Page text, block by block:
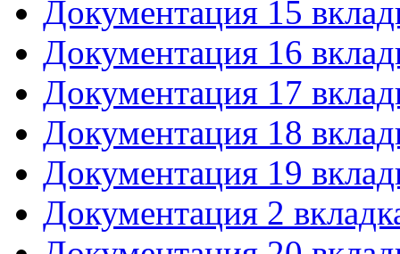
Документация 15
Документация 16
Документация 17
Документация 18
Документация 19
Документация 2